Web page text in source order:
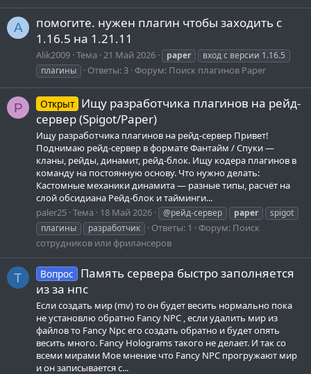
A
помогите. нужен плагин чтобы заходить с
1.16.5 на 1.21.11
Alik2009 Тема 21 Май 2026 paper
вход с версии 1.16.5
плагины
Ответы: 3 Форум: Поиск плагинов Paper
P Открыт Ищу разработчика плагинов на рейд-
сервер (Spigot/Paper)
Ищу разработчика плагинов на рейд-сервер Привет!
Поднимаю рейд-сервер в формате Фантайм / Спуки —
кланы, рейды, динамит, рейд-блок. Ищу кодера плагинов в
команду на постоянную основу. Что нужно делать:
Кастомные механики динамита — разные типы, расчёт на
слой обсидиана Рейд-блок и тайминги...
paler25 Тема 18 Май 2026 @рейд-сервер paper
spigot
плагины
разработчик Ответы: 1 Форум: Поиск
сотрудников или фрилансеров
T Вопрос
Память сервера быстро заполняется
из за нпс
Если создать мир (mv) то он будет весить нормально пока
не установлю обратно Fancy NPC , если удалить мир из
файлов то Fancy Npc его создать обратно и будет опять
весить много. Fancy Holograms такого не делает. И так со
всеми мирами Мое мнение что Fancy NPC прогружают мир
и он записывается с...